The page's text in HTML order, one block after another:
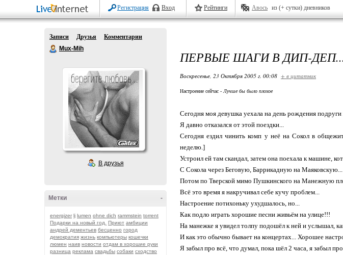
Регистрация Вход Рейтинги Авось из (+ сутки) дневников
Записи Друзья
Комментарии
Mux-Mih
В друзья
-
Метки
energizer lj lumen ohne dich rammstein torrent
Подарки на новый год.
Приют амбиции
андрей дементьев бесценно город
демократия жизнь компьютеры кошечки
люмен наив новости отдам в хорошие руки
разница реклама свадьбы собаки сходство
ПЕРВЫЕ ШАГИ В ДИП-
Воскресенье, 23 Октября 2005 г. 00:08 + в цитатник
Настроение сейчас - Лучше бы было плохое
Сегодня моя девушка уехала на день рождения
Я давно отказался от этой поездки...
Сегодня ездил чинить комп у неё на Сокол в
неделю.]
Устроил ей там скандал, затем она поехала к машине,
С Сокола через Беговую, Баррикадную на Маяковскую...
Потом по Тверской мимо Пушкинского на Манежную
Всё это время я накручивал себе кучу проблем...
Настроение потихоньку ухудшалось, но...
Как подло играть хорошие песни живьём на улице!!!
На манежке я увидел толпу подошёл к ней и услышал,
И как это обычно бывает на концертах... Хорошее
Я забыл про всё, что думал, пока шёл 2 часа, я забыл